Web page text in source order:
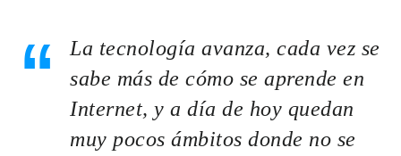
La tecnología avanza, cada vez se
sabe más de cómo se aprende en
Internet, y a día de hoy quedan
muy pocos ámbitos donde no se